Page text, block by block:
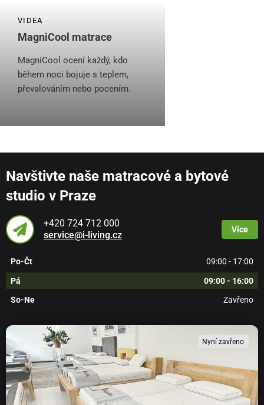
VIDEA
MagniCool matrace
MagniCool ocení každý, kdo
během noci bojuje s teplem,
převalováním nebo pocením.
Navštivte naše matracové a bytové
studio v Praze
+420 724 712 000
service@i-living.cz
Více
Po-Čt 09:00 - 17:00
Pá 09:00 - 16:00
So-Ne Zavřeno
Nyní zavřeno